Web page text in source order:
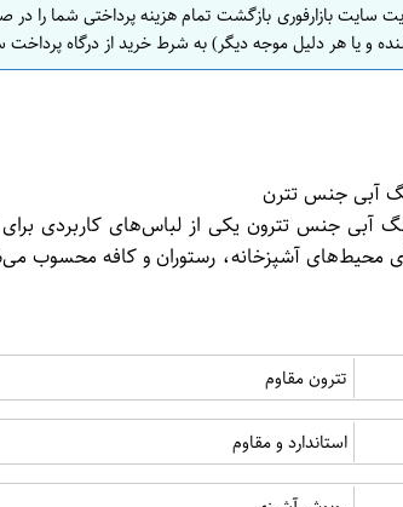
سایت بازارفوری بازگشت تمام هزینه پرداختی شما
و یا هر دلیل موجه دیگر) به شرط خرید از درگاه
آبی جنس تترن
جنس تترون یکی از لباس‌های کاربردی برای
محیط‌های آشپزخانه، رستوران و کافه محسوب
تترون مقاوم
استاندارد و مقاوم